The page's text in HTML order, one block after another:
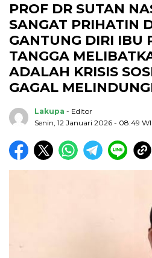
PROF DR SUTAN
SANGAT PRIHATIN
GANTUNG DIRI IBU
TANGGA
ADALAH KRISIS
GAGAL
Lakupa - Editor
Senin, 12 Januari 2026 - 08:49